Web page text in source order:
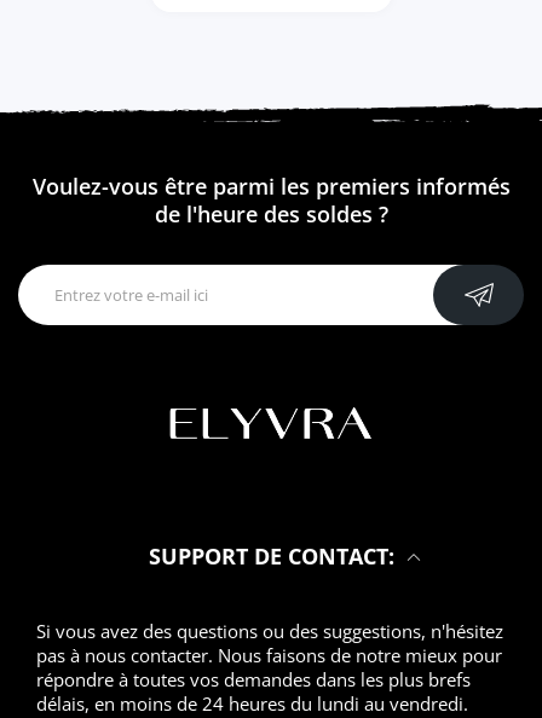
Voulez-vous être parmi les premiers informés
de l'heure des soldes ?
SUPPORT DE CONTACT:
Si vous avez des questions ou des suggestions, n'hésitez
pas à nous contacter. Nous faisons de notre mieux pour
répondre à toutes vos demandes dans les plus brefs
délais, en moins de 24 heures du lundi au vendredi.